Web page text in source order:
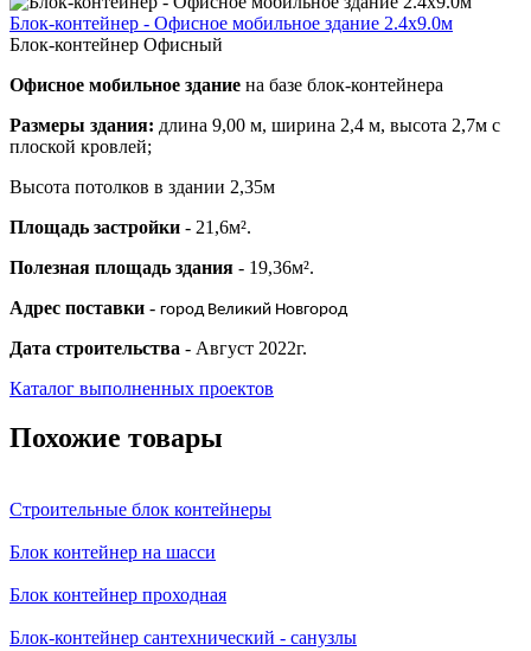
Блок-контейнер - Офисное мобильное здание 2.4х9.0м
Блок-контейнер Офисный
Офисное мобильное здание на базе блок-контейнера
Размеры здания: длина 9,00 м, ширина 2,4 м, высота 2,7м с
плоской кровлей;
Высота потолков в здании 2,35м
Площадь застройки - 21,6м².
Полезная площадь здания - 19,36м².
Адрес поставки - город Великий Новгород
Дата строительства - Август 2022г.
Каталог выполненных проектов
Похожие товары
Строительные блок контейнеры
Блок контейнер на шасси
Блок контейнер проходная
Блок-контейнер сантехнический - санузлы